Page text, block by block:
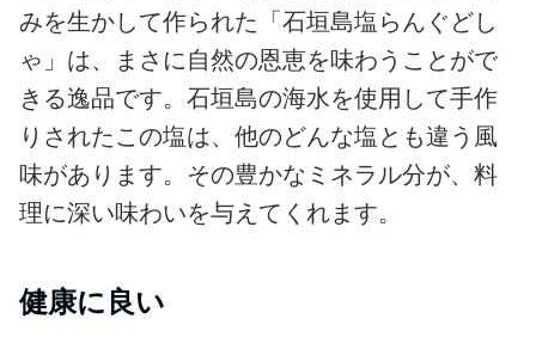
みを生かして作られた「石垣島塩らんぐどし
ゃ」は、まさに自然の恩恵を味わうことがで
きる逸品です。石垣島の海水を使用して手作
りされたこの塩は、他のどんな塩とも違う風
味があります。その豊かなミネラル分が、料
理に深い味わいを与えてくれます。
健康に良い